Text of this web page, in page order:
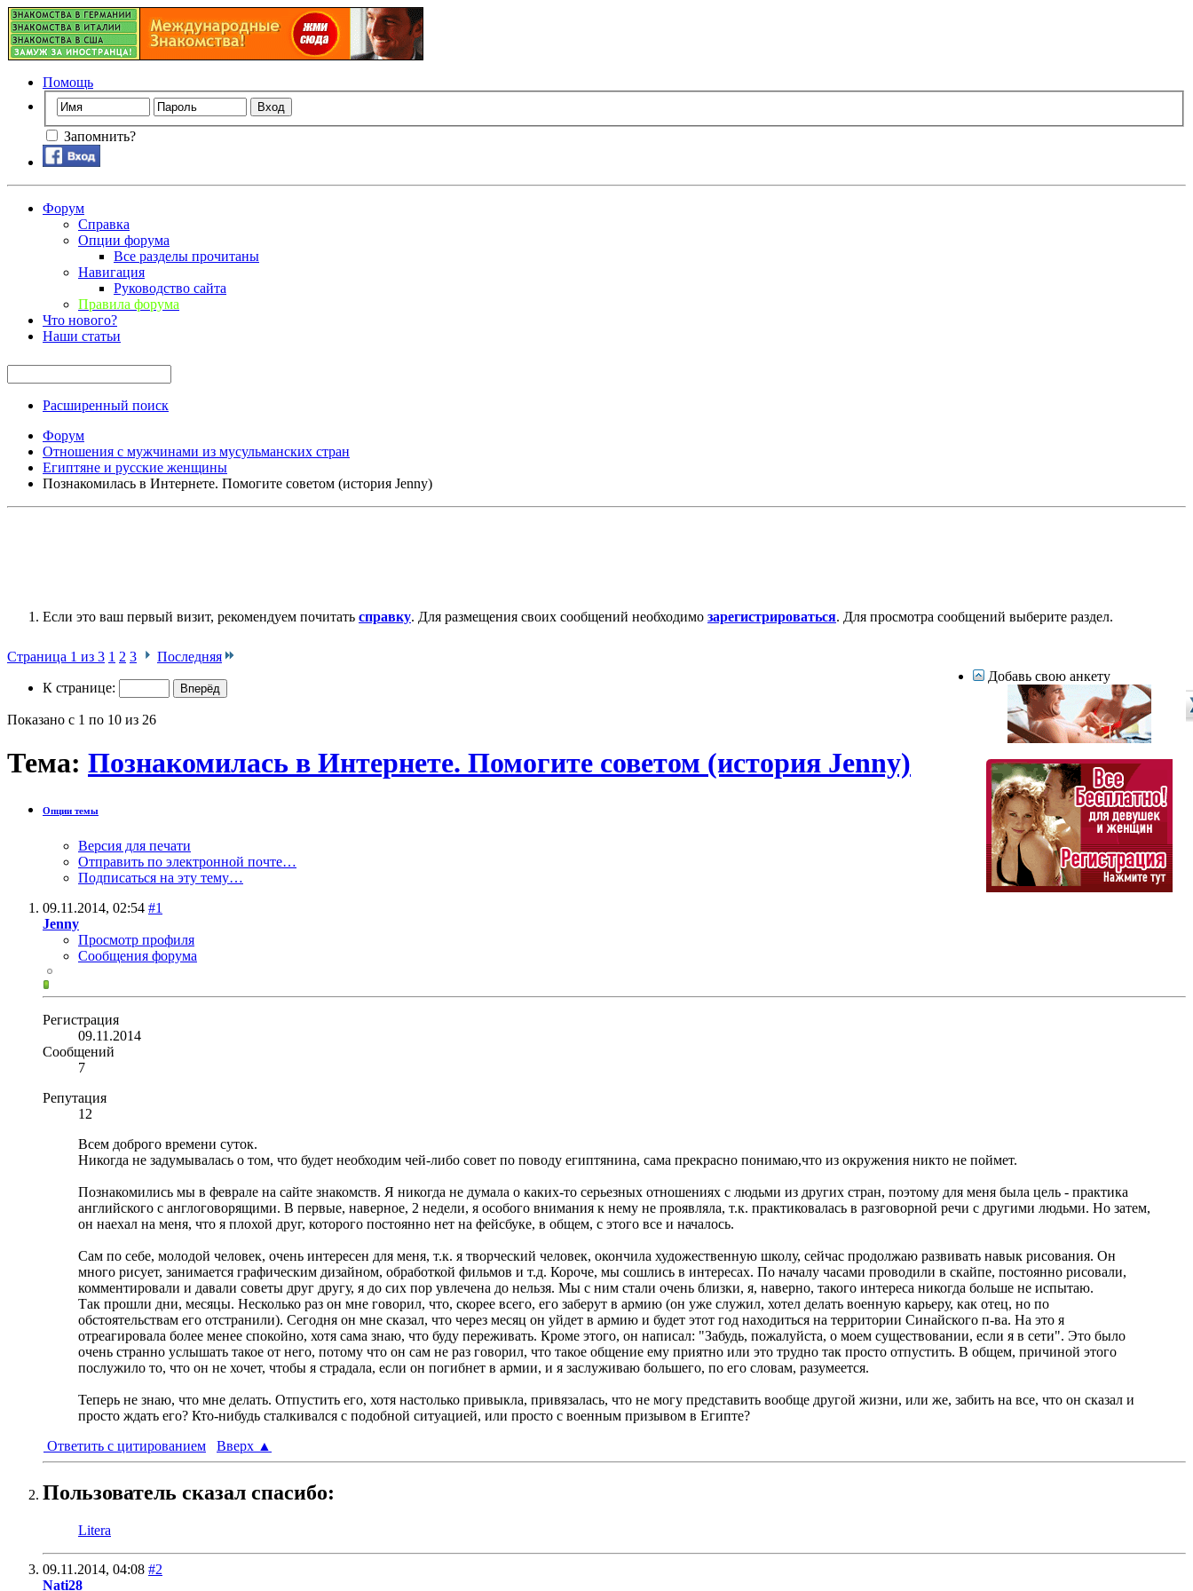
Помощь
Запомнить?
Форум
Справка
Опции форума
Все разделы прочитаны
Навигация
Руководство сайта
Правила форума
Что нового?
Наши статьи
Расширенный поиск
Форум
Отношения с мужчинами из мусульманских стран
Египтяне и русские женщины
Познакомилась в Интернете. Помогите советом (история Jenny)
Если это ваш первый визит, рекомендуем почитать справку. Для размещения своих сообщений необходимо зарегистрироваться. Для просмотра сообщений выберите раздел.
Страница 1 из 3 1 2 3 Последняя
К странице:
Показано с 1 по 10 из 26
Тема: Познакомилась в Интернете. Помогите советом (история Jenny)
Опции темы
Версия для печати
Отправить по электронной почте…
Подписаться на эту тему…
09.11.2014, 02:54 #1
Jenny
Просмотр профиля
Сообщения форума
Регистрация
09.11.2014
Сообщений
7
Репутация
12
Всем доброго времени суток.
Никогда не задумывалась о том, что будет необходим чей-либо совет по поводу египтянина, сама прекрасно понимаю,что из окружения никто не поймет.
Познакомились мы в феврале на сайте знакомств. Я никогда не думала о каких-то серьезных отношениях с людьми из других стран, поэтому для меня была цель - практика
английского с англоговорящими. В первые, наверное, 2 недели, я особого внимания к нему не проявляла, т.к. практиковалась в разговорной речи с другими людьми. Но затем,
он наехал на меня, что я плохой друг, которого постоянно нет на фейсбуке, в общем, с этого все и началось.
Сам по себе, молодой человек, очень интересен для меня, т.к. я творческий человек, окончила художественную школу, сейчас продолжаю развивать навык рисования. Он
много рисует, занимается графическим дизайном, обработкой фильмов и т.д. Короче, мы сошлись в интересах. По началу часами проводили в скайпе, постоянно рисовали,
комментировали и давали советы друг другу, я до сих пор увлечена до нельзя. Мы с ним стали очень близки, я, наверно, такого интереса никогда больше не испытаю.
Так прошли дни, месяцы. Несколько раз он мне говорил, что, скорее всего, его заберут в армию (он уже служил, хотел делать военную карьеру, как отец, но по
обстоятельствам его отстранили). Сегодня он мне сказал, что через месяц он уйдет в армию и будет этот год находиться на территории Синайского п-ва. На это я
отреагировала более менее спокойно, хотя сама знаю, что буду переживать. Кроме этого, он написал: "Забудь, пожалуйста, о моем существовании, если я в сети". Это было
очень странно услышать такое от него, потому что он сам не раз говорил, что такое общение ему приятно или это трудно так просто отпустить. В общем, причиной этого
послужило то, что он не хочет, чтобы я страдала, если он погибнет в армии, и я заслуживаю большего, по его словам, разумеется.
Теперь не знаю, что мне делать. Отпустить его, хотя настолько привыкла, привязалась, что не могу представить вообще другой жизни, или же, забить на все, что он сказал и
просто ждать его? Кто-нибудь сталкивался с подобной ситуацией, или просто с военным призывом в Египте?
Ответить с цитированием
Вверх ▲
Пользователь сказал cпасибо:
Litera
09.11.2014, 04:08 #2
Nati28
Добавь свою анкету